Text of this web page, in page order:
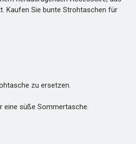
Kaufen Sie bunte Strohtaschen für
zu ersetzen.
süße Sommertasche.